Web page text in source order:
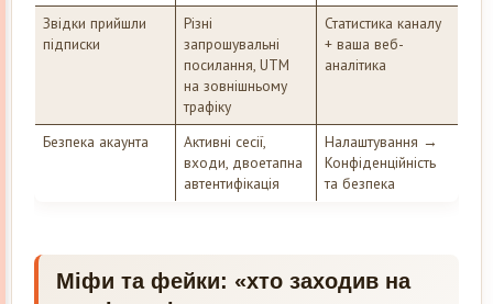
Звідки прийшли
підписки
Різні
запрошувальні
посилання, UTM
на зовнішньому
трафіку
Статистика каналу
+ ваша веб-
аналітика
Безпека акаунта
Активні сесії,
входи, двоетапна
автентифікація
Налаштування →
Конфіденційність
та безпека
Міфи та фейки: «хто заходив на